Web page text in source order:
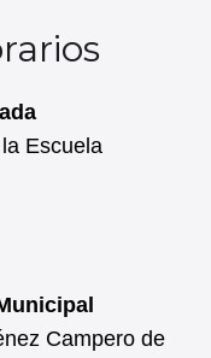
Escuela
Campero de